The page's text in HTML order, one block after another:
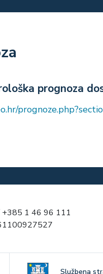
prognoza
+385 1 46 96 111
Službena